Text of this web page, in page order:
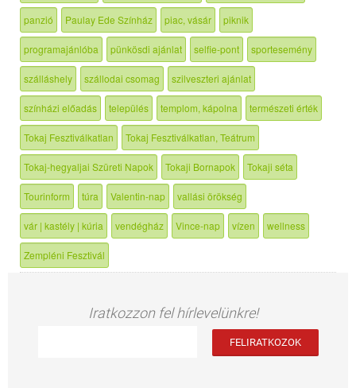
panzió Paulay Ede Színház piac, vásár piknik
programajánlóba pünkösdi ajánlat selfie-pont sportesemény
szálláshely szállodai csomag szilveszteri ajánlat
színházi előadás település templom, kápolna természeti érték
Tokaj Fesztiválkatlan Tokaj Fesztiválkatlan, Teátrum
Tokaj-hegyaljai Szüreti Napok Tokaji Bornapok Tokaji séta
Tourinform túra Valentin-nap vallási örökség
vár | kastély | kúria vendégház Vince-nap vízen wellness
Zempléni Fesztivál
Iratkozzon fel hírlevelünkre!